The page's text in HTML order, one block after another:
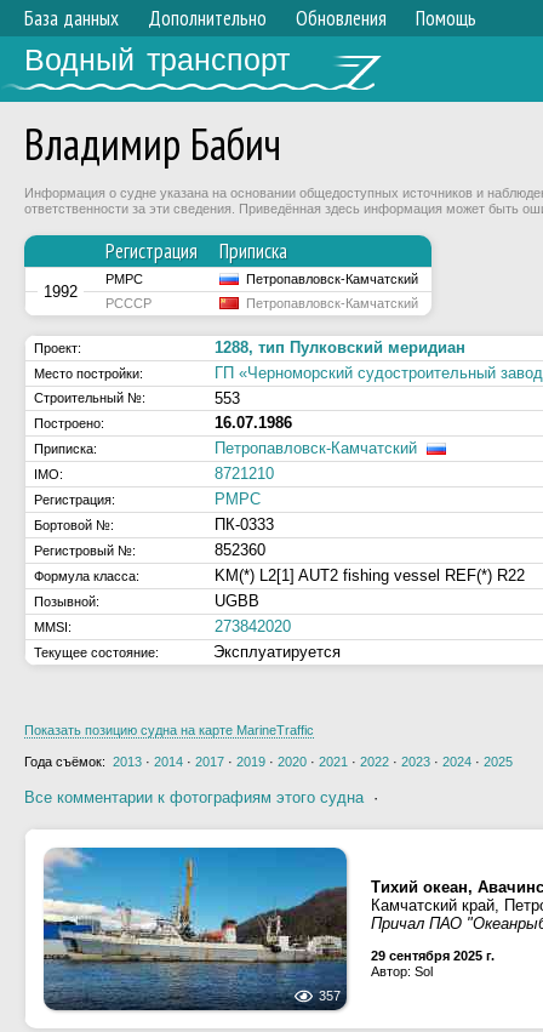
База данных Дополнительно Обновления Помощь
Водный транспорт
Владимир Бабич
Информация о судне указана на основании общедоступных источников и
ответственности за эти сведения. Приведённая здесь информация может быть
Регистрация Приписка
1992
РМРС
Петропавловск-Камчатский
РСССР
Петропавловск-Камчатский
Проект: 1288, тип Пулковский меридиан
Место постройки: ГП «Черноморский судостроительный
Строительный №: 553
Построено: 16.07.1986
Приписка: Петропавловск-Камчатский
IMO: 8721210
Регистрация: РМРС
Бортовой №: ПК-0333
Регистровый №: 852360
Формула класса: KM(*) L2[1] AUT2 fishing vessel REF(*) R22
Позывной: UGBB
MMSI: 273842020
Текущее состояние: Эксплуатируется
Показать позицию судна на карте MarineTraffic
Года съёмок: 2013 · 2014 · 2017 · 2019 · 2020 · 2021 · 2022 · 2023 · 2024 · 2025
Все комментарии к фотографиям этого судна·
357
Тихий океан,
Камчатский край,
Причал ПАО
29 сентября 2025 г.
Автор: Sol